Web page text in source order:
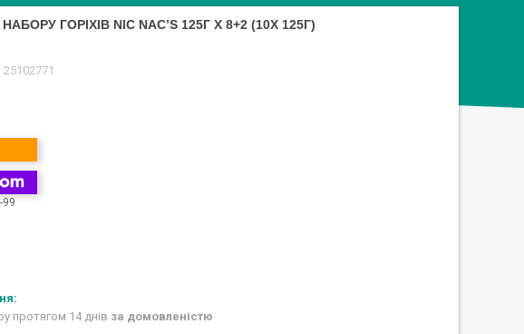
ГОРІХІВ NIC NAC’S 125Г Х 8+2 (10X 125Г)
25102771
99
протягом 14 днів за домовленістю